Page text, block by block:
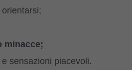
minacce;
sensazioni piacevoli.